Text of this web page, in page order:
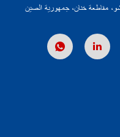
مقاطعة خنان، جمهورية الصين